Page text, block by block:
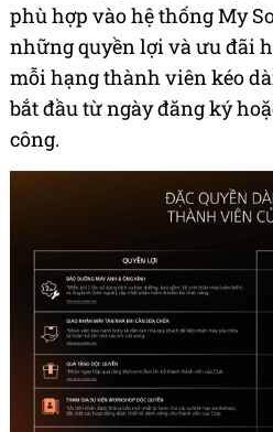
phù hợp vào hệ thống My
những quyền lợi và ưu đãi
mỗi hạng thành viên kéo
bắt đầu từ ngày đăng ký
công.